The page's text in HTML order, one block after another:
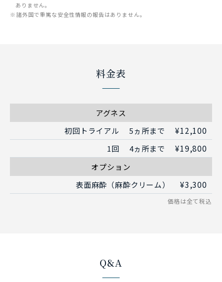
ありません。
諸外国で重篤な安全性情報の報告はありません。
料金表
アグネス
初回トライアル
5ヵ所まで ¥12,100
1回 4ヵ所まで ¥19,800
オプション
表面麻酔（麻酔クリーム）
¥3,300
Q&A